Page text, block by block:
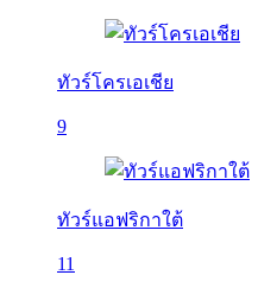
ทัวร์โครเอเชีย
9
ทัวร์แอฟริกาใต้
11